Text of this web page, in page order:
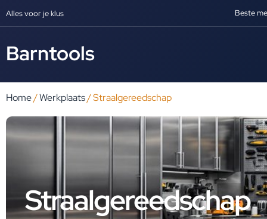
Alles voor je klus Beste
Barntools
Home/Werkplaats/ Straalgereedschap
Straalgereedschap